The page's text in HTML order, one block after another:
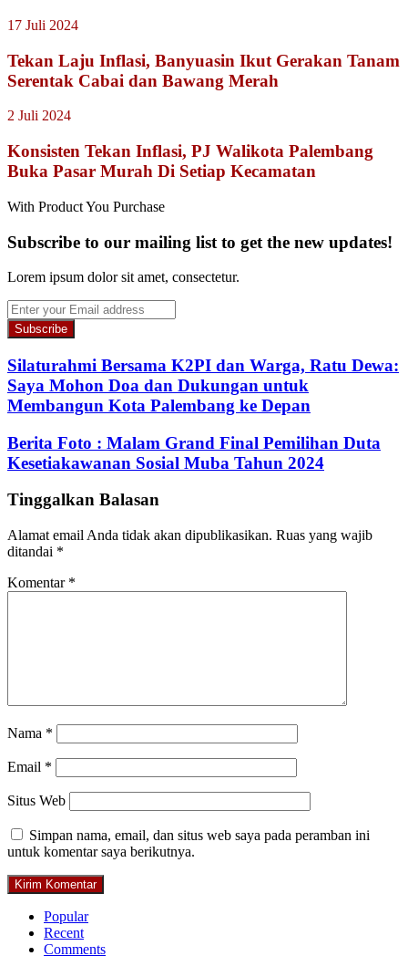
17 Juli 2024
Tekan Laju Inflasi, Banyuasin Ikut Gerakan Tanam
Serentak Cabai dan Bawang Merah
2 Juli 2024
Konsisten Tekan Inflasi, PJ Walikota Palembang
Buka Pasar Murah Di Setiap Kecamatan
With Product You Purchase
Subscribe to our mailing list to get the new updates!
Lorem ipsum dolor sit amet, consectetur.
Enter
your
Email
address
Silaturahmi Bersama K2PI dan Warga, Ratu Dewa:
Saya Mohon Doa dan Dukungan untuk
Membangun Kota Palembang ke Depan
Berita Foto : Malam Grand Final Pemilihan Duta
Kesetiakawanan Sosial Muba Tahun 2024
Tinggalkan Balasan
Alamat email Anda tidak akan dipublikasikan. Ruas yang wajib
ditandai *
Komentar *
Nama *
Email *
Situs Web
Simpan nama, email, dan situs web saya pada peramban ini
untuk komentar saya berikutnya.
Popular
Recent
Comments